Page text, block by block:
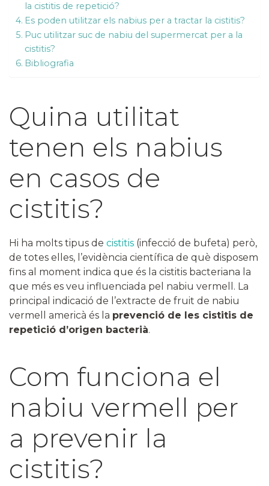
la cistitis de repetició?
Es poden utilitzar els nabius per a tractar la cistitis?
Puc utilitzar suc de nabiu del supermercat per a la
cistitis?
Bibliografia
Quina utilitat
tenen els nabius
en casos de
cistitis?
Hi ha molts tipus de cistitis (infecció de bufeta) però,
de totes elles, l’evidència científica de què disposem
fins al moment indica que és la cistitis bacteriana la
que més es veu influenciada pel nabiu vermell. La
principal indicació de l’extracte de fruit de nabiu
vermell americà és la prevenció de les cistitis de
repetició d’origen bacterià.
Com funciona el
nabiu vermell per
a prevenir la
cistitis?